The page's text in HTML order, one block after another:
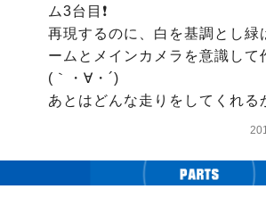
ム3台目❗
再現するのに、白を基調とし緑
ームとメインカメラを意識して
(｀・∀・´)
あとはどんな走りをしてくれ